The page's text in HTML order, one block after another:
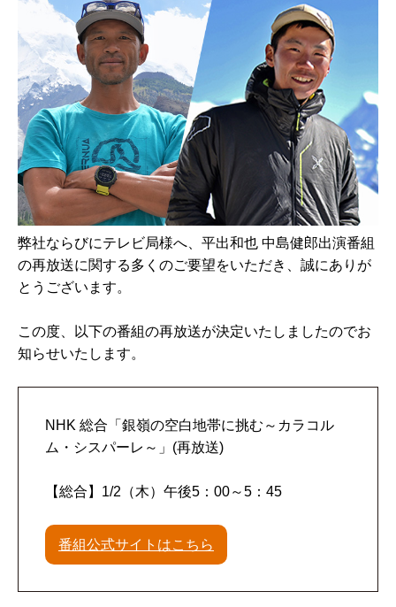
弊社ならびにテレビ局様へ、平出和也 中島健郎出演番組
の再放送に関する多くのご要望をいただき、誠にありが
とうございます。
この度、以下の番組の再放送が決定いたしましたのでお
知らせいたします。
NHK 総合「銀嶺の空白地帯に挑む～カラコル
ム・シスパーレ～」(再放送)
【総合】1/2（木）午後5：00～5：45
番組公式サイトはこちら